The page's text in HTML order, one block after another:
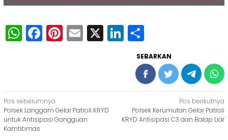
WhatsApp
Facebook
Pinterest
Email
X LinkedIn
SEBARKAN
Navigasi
pos
Pos sebelumnya
Polsek Langgam Gelar Patroli KRYD
untuk Antisipasi Gangguan
Kamtibmas
Pos berikutnya
Polsek Kerumutan Gelar Patroli
KRYD Antisipasi C3 dan Balap Liar